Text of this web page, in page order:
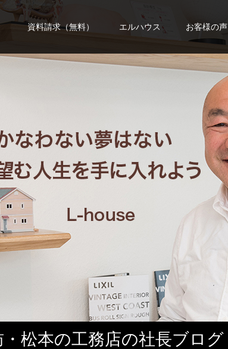
資料請求（無料） エルハウス お客様の声
・松本の工務店の社長ブログ